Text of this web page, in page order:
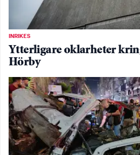
INRIKES
Ytterligare oklarheter
Hörby